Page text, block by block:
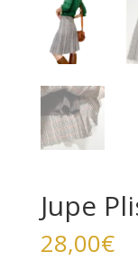
Jupe
28,00€